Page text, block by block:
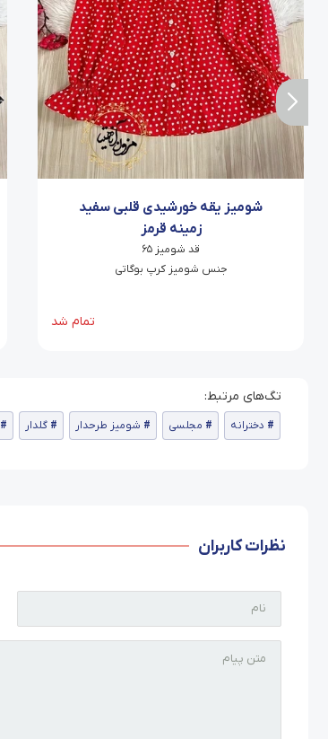
شومیز یقه خورشیدی قلبی سفید
زمینه قرمز
قد شومیز ۶۵
جنس شومیز کرپ بوگاتی
تمام شد
دخترانه مجلسی شومیز طرحدار گلدار
نظرات کاربران